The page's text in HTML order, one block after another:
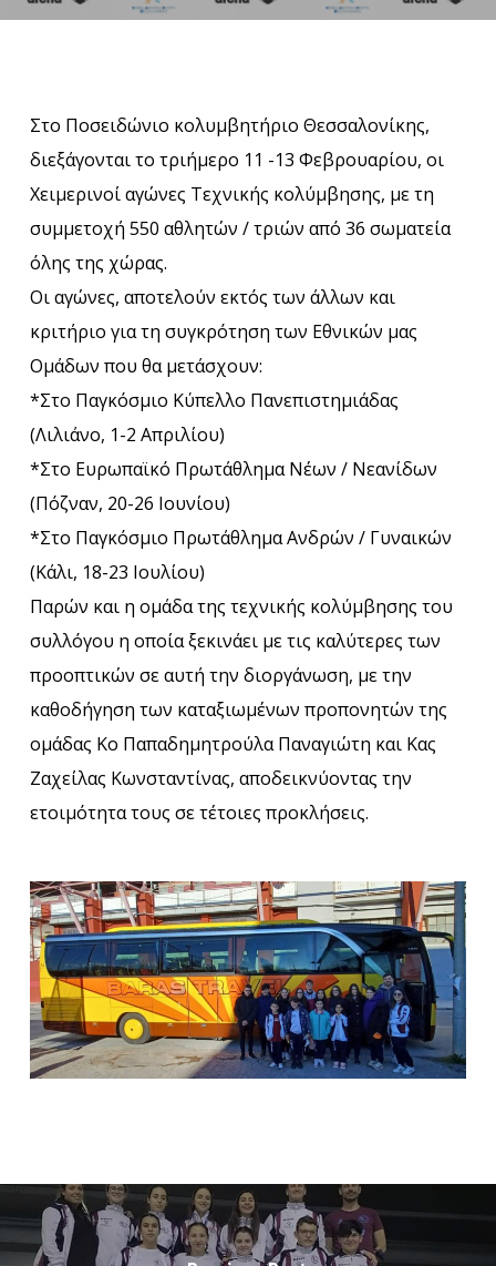
Στο Ποσειδώνιο κολυμβητήριο Θεσσαλονίκης,
διεξάγονται το τριήμερο 11 -13 Φεβρουαρίου, οι
Χειμερινοί αγώνες Τεχνικής κολύμβησης, με τη
συμμετοχή 550 αθλητών / τριών από 36 σωματεία
όλης της χώρας.
Οι αγώνες, αποτελούν εκτός των άλλων και
κριτήριο για τη συγκρότηση των Εθνικών μας
Ομάδων που θα μετάσχουν:
*Στο Παγκόσμιο Κύπελλο Πανεπιστημιάδας
(Λιλιάνο, 1-2 Απριλίου)
*Στο Ευρωπαϊκό Πρωτάθλημα Νέων / Νεανίδων
(Πόζναν, 20-26 Ιουνίου)
*Στο Παγκόσμιο Πρωτάθλημα Ανδρών / Γυναικών
(Κάλι, 18-23 Ιουλίου)
Παρών και η ομάδα της τεχνικής κολύμβησης του
συλλόγου η οποία ξεκινάει με τις καλύτερες των
προοπτικών σε αυτή την διοργάνωση, με την
καθοδήγηση των καταξιωμένων προπονητών της
ομάδας Κο Παπαδημητρούλα Παναγιώτη και Κας
Ζαχείλας Κωνσταντίνας, αποδεικνύοντας την
ετοιμότητα τους σε τέτοιες προκλήσεις.